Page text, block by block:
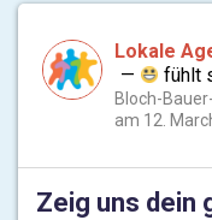
Lokale
—
fühlt
Bloch-
am 12.
Zeig uns dein